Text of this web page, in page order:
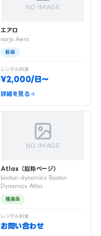
NO IMAGE
エアロ
varjo Aero
新品
レンタル料金
¥2,000/日〜
詳細を見る
NO IMAGE
Atlas（総称ページ）
boston-dynamics Boston
Dynamics Atlas
極美品
レンタル料金
お問い合わせ